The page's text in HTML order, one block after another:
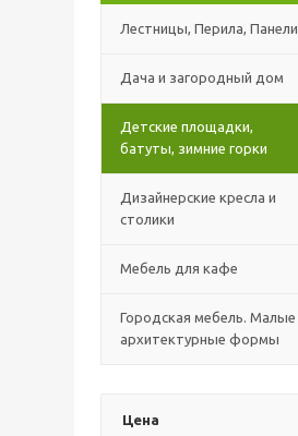
Лестницы, Перила, Панели
Дача и загородный дом
Детские площадки,
батуты, зимние горки
Дизайнерские кресла и
столики
Мебель для кафе
Городская мебель. Малые
архитектурные формы
Цена